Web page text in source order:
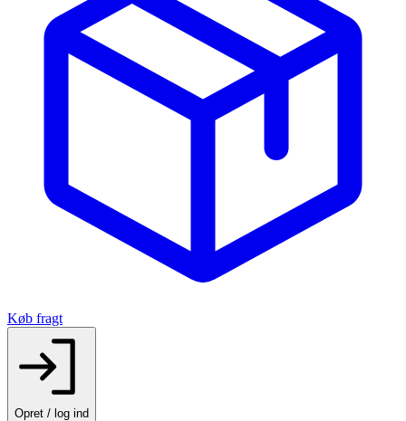
Køb fragt
Opret / log ind